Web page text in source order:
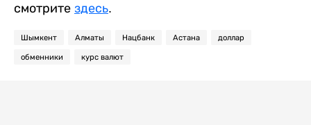
смотрите здесь.
Шымкент Алматы Нацбанк Астана доллар
обменники курс валют